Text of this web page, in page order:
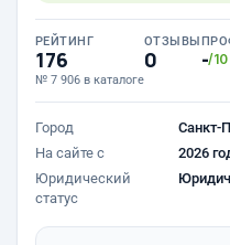
РЕЙТИНГ
176
№ 7 906 в каталоге
ОТЗЫВЫ
0 -/10
Город
Санкт-
На сайте с
2026
Юридический
статус